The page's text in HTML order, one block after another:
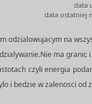
data
data ostatniej
na
ma
czyli energia
i bedzie w zalenosci od